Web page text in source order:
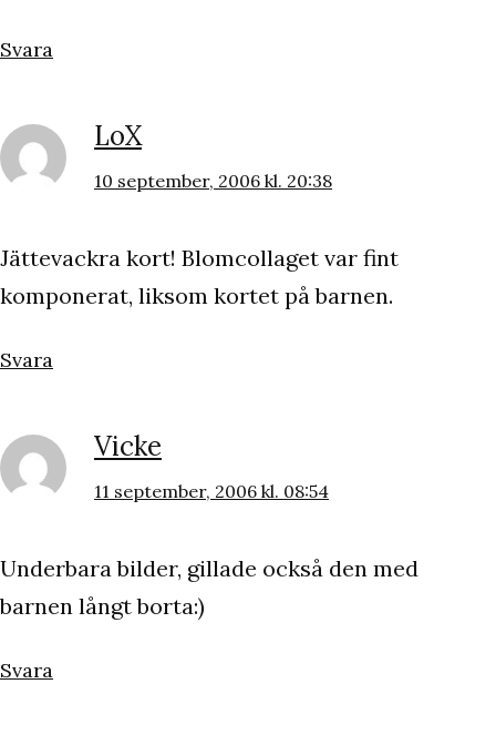
Svara
LoX
10 september, 2006 kl. 20:38
Jättevackra kort! Blomcollaget var fint
komponerat, liksom kortet på barnen.
Svara
Vicke
11 september, 2006 kl. 08:54
Underbara bilder, gillade också den med
barnen långt borta:)
Svara